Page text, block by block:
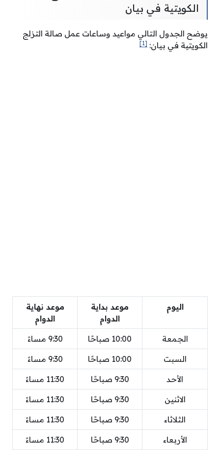
الكويتية في بيان
يوضح الجدول التالي مواعيد وساعات عمل صالة التزلج
الكويتية في بيان: [1]
اليوم
موعد بداية
الدوام
موعد نهاية
الدوام
الجمعة 10:00 صباحًا 9:30 مساءً
السبت 10:00 صباحًا 9:30 مساءً
الأحد 9:30 صباحًا 11:30 مساءً
الاثنين 9:30 صباحًا 11:30 مساءً
الثلاثاء 9:30 صباحًا 11:30 مساءً
الأربعاء 9:30 صباحًا 11:30 مساءً